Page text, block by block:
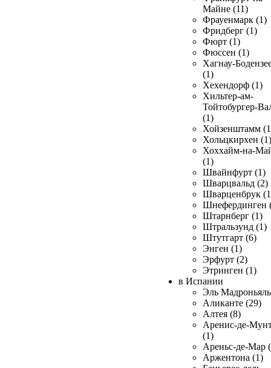
Майне (11)
Фрауенмарк (1)
Фридберг (1)
Фюрт (1)
Фюссен (1)
Хагнау-
(1)
Хехендорф (1)
Хильтер-ам-
Тойтобургер-
(1)
Хойзенштамм
Хольцкирхен (1)
Хоххайм-на-
(1)
Швайнфурт (1)
Шварцвальд (2)
Шварценбрук
Шнефердинген
Штарнберг (1)
Штральзунд (1)
Штутгарт (6)
Энген (1)
Эрфурт (2)
Этринген (1)
в Испании
Эль
Аликанте (29)
Алтея (8)
Аренис-де-
(1)
Ареньс-де-Мар
Аржентона (1)